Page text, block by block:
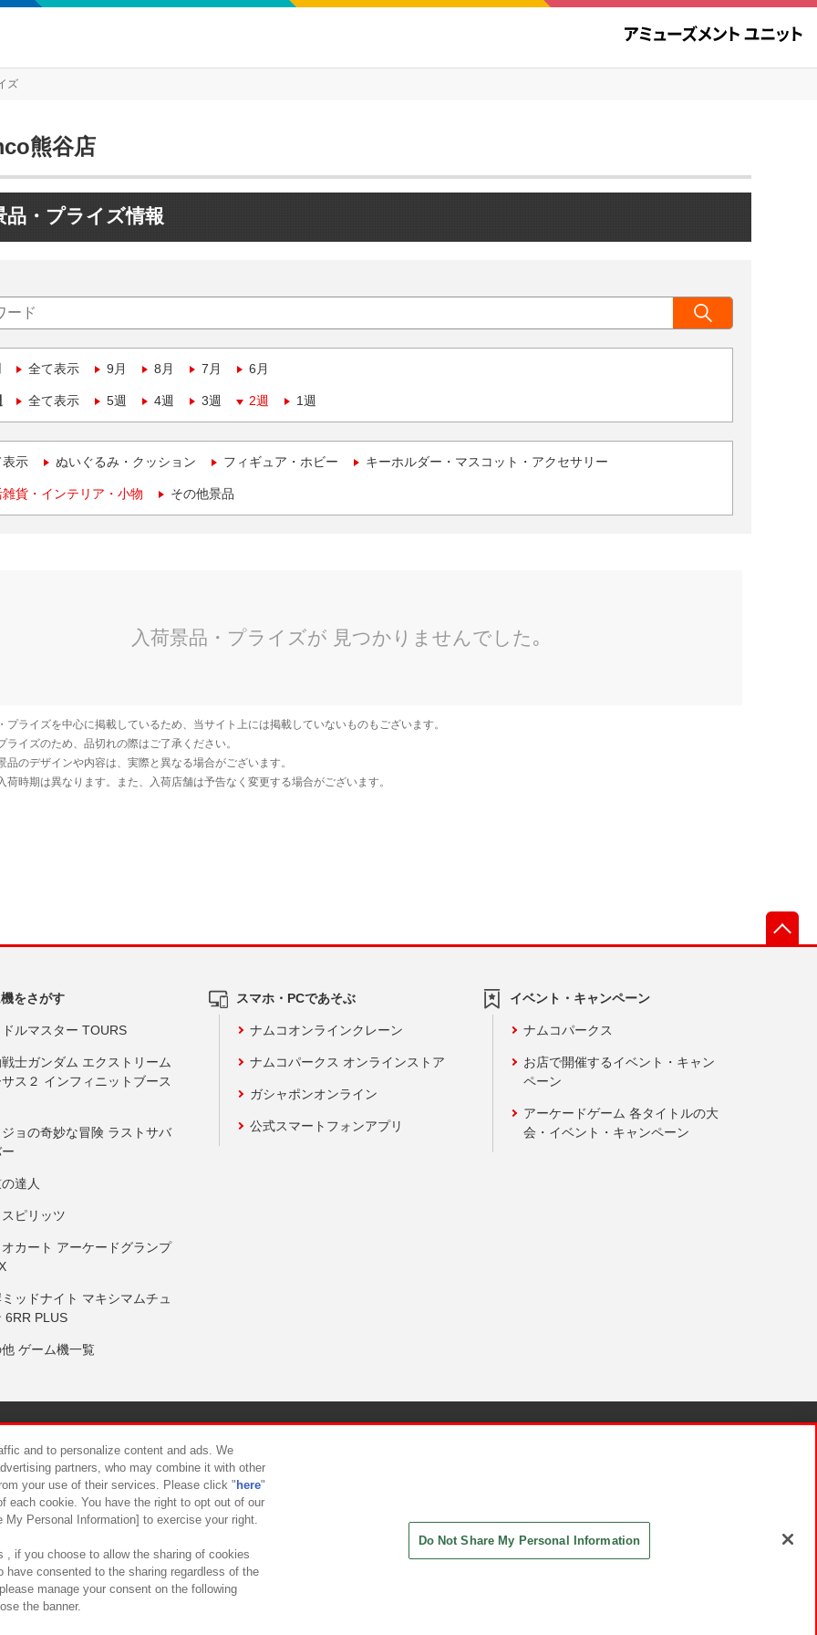
ズ
熊谷店
品・プライズ情報
全て表示 9月 8月 7月 6月
全て表示 5週 4週 3週 2週 1週
表示 ぬいぐるみ・クッション フィギュア・ホビー キーホルダー・マスコット・アクセサリー
貨・インテリア・小物 その他景品
をさがす
ルマスター TOURS
士ガンダム エクストリーム
ス２ インフィニットブース
ョの奇妙な冒険 ラストサバ
達人
ピリッツ
カート アーケードグランプ
ッドナイト マキシマムチュ
6RR PLUS
ゲーム機一覧
スマホ・PCであそぶ
ナムコオンラインクレーン
ナムコパークス オンラインストア
ガシャポンオンライン
公式スマートフォンアプリ
イベント・キャンペーン
ナムコパークス
お店で開催するイベント・キャン
ペーン
アーケードゲーム 各タイトルの大
会・イベント・キャンペーン
について カスタマーハラスメント対応方針
and to personalize content and ads. We
partners, who may combine it with other
your use of their services. Please click " here"
each cookie. You have the right to opt out of our
Personal Information] to exercise your right.
, if you choose to allow the sharing of cookies
have consented to the sharing regardless of the
manage your consent on the following
the banner.
Do Not Share My Personal Information